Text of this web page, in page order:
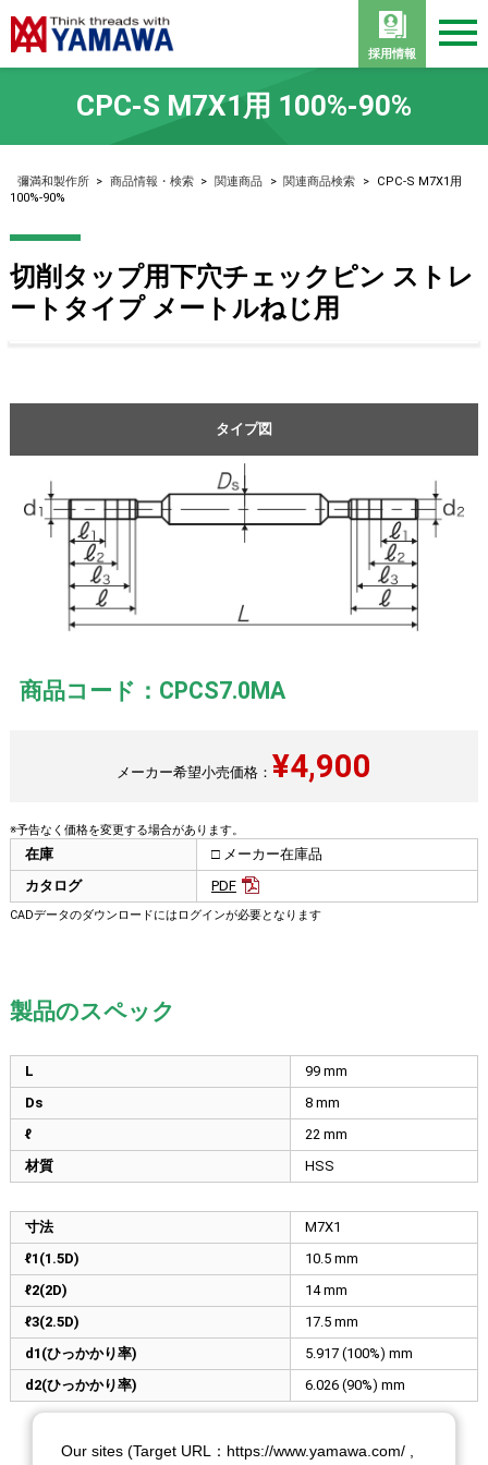
採用情報
CPC-S M7X1用 100%-90%
彌満和製作所 > 商品情報・検索 > 関連商品 > 関連商品検索 >
CPC-S M7X1用
100%-90%
切削タップ用下穴チェックピン ストレ
ートタイプ メートルねじ用
タイプ図
商品コード：CPCS7.0MA
メーカー希望小売価格： ¥4,900
※予告なく価格を変更する場合があります。
在庫
□ メーカー在庫品
カタログ
PDF
CADデータのダウンロードにはログインが必要となります
製品のスペック
L 99 mm
Ds
8 mm
ℓ
22 mm
材質
HSS
寸法
M7X1
ℓ1(1.5D)
10.5 mm
ℓ2(2D)
14mm
ℓ3(2.5D)
17.5 mm
d1(ひっかかり率)
5.917 (100%) mm
d2(ひっかかり率)
6.026 (90%) mm
Our sites (Target URL：https://www.yamawa.com/ ,